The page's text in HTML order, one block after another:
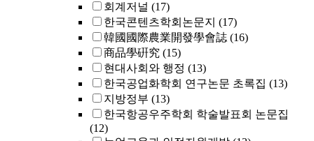
회계저널 (17)
한국콘텐츠학회논문지 (17)
韓國國際農業開發學會誌 (16)
商品學硏究 (15)
현대사회와 행정 (13)
한국공업화학회 연구논문 초록집 (13)
지방정부 (13)
한국항공우주학회 학술발표회 논문집
(12)